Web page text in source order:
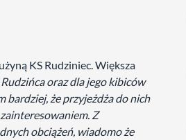
KS Rudziniec. Większa
oraz dla jego kibiców
bardziej, że przyjeżdża do nich
Z
obciążeń, wiadomo że